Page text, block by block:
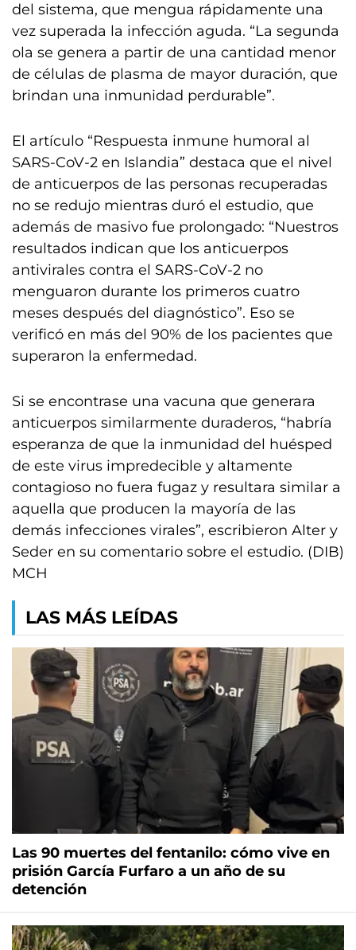
del sistema, que mengua rápidamente una
vez superada la infección aguda. “La segunda
ola se genera a partir de una cantidad menor
de células de plasma de mayor duración, que
brindan una inmunidad perdurable”.
El artículo “Respuesta inmune humoral al
SARS-CoV-2 en Islandia” destaca que el nivel
de anticuerpos de las personas recuperadas
no se redujo mientras duró el estudio, que
además de masivo fue prolongado: “Nuestros
resultados indican que los anticuerpos
antivirales contra el SARS-CoV-2 no
menguaron durante los primeros cuatro
meses después del diagnóstico”. Eso se
verificó en más del 90% de los pacientes que
superaron la enfermedad.
Si se encontrase una vacuna que generara
anticuerpos similarmente duraderos, “habría
esperanza de que la inmunidad del huésped
de este virus impredecible y altamente
contagioso no fuera fugaz y resultara similar a
aquella que producen la mayoría de las
demás infecciones virales”, escribieron Alter y
Seder en su comentario sobre el estudio. (DIB)
MCH
LAS MÁS LEÍDAS
Las 90 muertes del fentanilo: cómo vive en
prisión García Furfaro a un año de su
detención